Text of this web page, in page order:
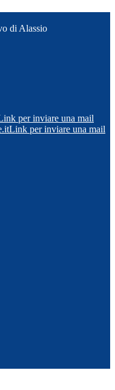
di Alassio
per inviare una mail
Link per inviare una mail